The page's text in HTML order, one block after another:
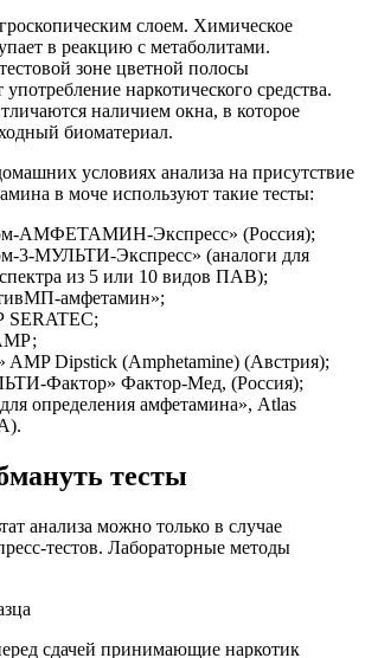
слоем. Химическое
в реакцию с метаболитами.
зоне цветной полосы
наркотического средства.
наличием окна, в которое
биоматериал.
условиях анализа на присутствие
в моче используют такие тесты:
АМФЕТАМИН-Экспресс» (Россия);
3-МУЛЬТИ-Экспресс» (аналоги для
из 5 или 10 видов ПАВ);
амфетамин»;
Dipstick (Amphetamine) (Австрия);
Фактор» Фактор-Мед, (Россия);
определения амфетамина», Atlas
тесты
анализа можно только в случае
тестов. Лабораторные методы
сдачей принимающие наркотик